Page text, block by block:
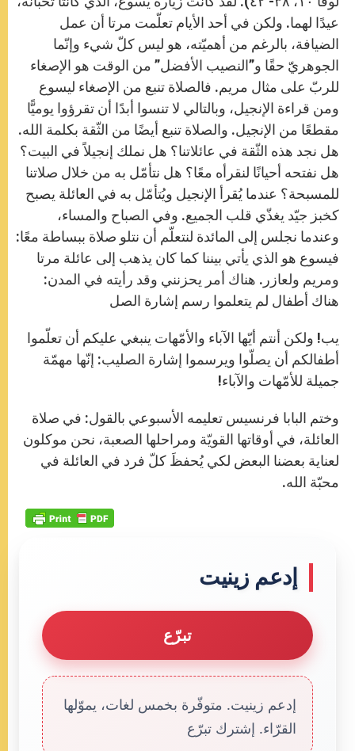
عيدًا لهما. ولكن في أحد الأيام تعلّمت مرتا أن عمل
الضيافة، بالرغم من أهميّته، هو ليس كلّ شيء وإنّما
الجوهريّ حقًا و”النصيب الأفضل” من الوقت هو الإصغاء
للربّ على مثال مريم. فالصلاة تنبع من الإصغاء ليسوع
ومن قراءة الإنجيل، وبالتالي لا تنسوا أبدًا أن تقرؤوا يوميًّا
مقطعًا من الإنجيل. والصلاة تنبع أيضًا من الثّقة بكلمة الله.
هل نجد هذه الثّقة في عائلاتنا؟ هل نملك إنجيلاً في البيت؟
هل نفتحه أحيانًا لنقرأه معًا؟ هل نتأمّل به من خلال صلاتنا
للمسبحة؟ عندما يُقرأ الإنجيل ويُتأمّل به في العائلة يصبح
كخبز جيّد يغذّي قلب الجميع. وفي الصباح والمساء،
وعندما نجلس إلى المائدة لنتعلّم أن نتلو صلاة ببساطة معًا:
فيسوع هو الذي يأتي بيننا كما كان يذهب إلى عائلة مرتا
ومريم ولعازر. هناك أمر يحزنني وقد رأيته في المدن:
هناك أطفال لم يتعلموا رسم إشارة الصل
يب! ولكن أنتم أيّها الآباء والأمّهات ينبغي عليكم أن تعلّموا
أطفالكم أن يصلّوا ويرسموا إشارة الصليب: إنّها مهمّة
جميلة للأمّهات والآباء!
وختم البابا فرنسيس تعليمه الأسبوعي بالقول: في صلاة
العائلة، في أوقاتها القويّة ومراحلها الصعبة، نحن موكلون
لعناية بعضنا البعض لكي يُحفظَ كلّ فرد في العائلة في
محبّة الله.
إدعم زينيت
تبرّع
إدعم زينيت. متوفّرة بخمس لغات، يموّلها
القرّاء. إشترك تبرّع